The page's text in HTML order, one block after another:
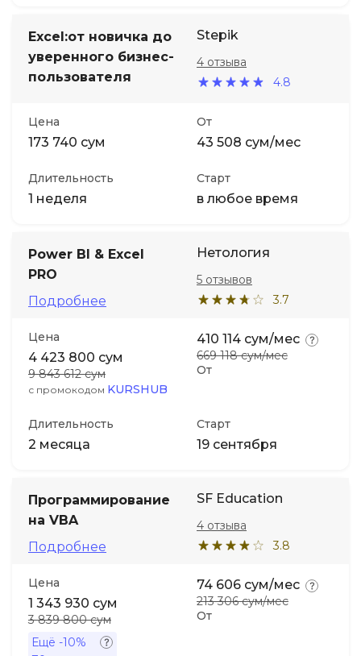
Excel:от новичка до
уверенного бизнес-
пользователя
Stepik
4.8
4 отзыва
Цена
173 740 сум
От
43 508 сум/мес
Длительность
1 неделя
Старт
в любое время
Power BI & Excel
PRO
Подробнее
Нетология
3.7
5 отзывов
Цена
4 423 800 сум
9 843 612 сум
с промокодом KURSHUB
От
410 114 сум/мес
669 118 сум/мес
Длительность
2 месяца
Старт
19 сентября
Программирование
на VBA
Подробнее
SF Education
3.8
4 отзыва
Цена
1 343 930 сум
3 839 800 сум
Ещё -10%
От
74 606 сум/мес
213 306 сум/мес